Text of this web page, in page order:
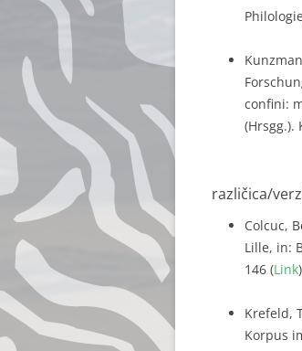
confini:
(Hrsgg.).
različica/
Colcuc,
Lille, in:
146 (Link)
Krefeld,
Korpus